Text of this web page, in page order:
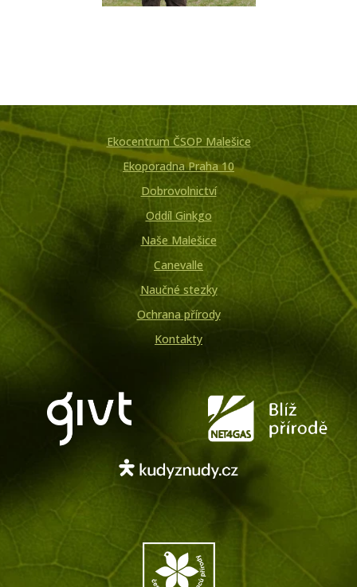
Ekocentrum ČSOP Malešice
Ekoporadna Praha 10
Dobrovolnictví
Oddíl Ginkgo
Naše Malešice
Canevalle
Naučné stezky
Ochrana přírody
Kontakty